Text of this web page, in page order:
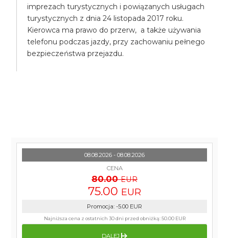
imprezach turystycznych i powiązanych usługach
turystycznych z dnia 24 listopada 2017 roku.
Kierowca ma prawo do przerw, a także używania
telefonu podczas jazdy, przy zachowaniu pełnego
bezpieczeństwa przejazdu.
08.08.2026 - 08.08.2026
CENA
80.00 EUR
75.00 EUR
Promocja: -5.00 EUR
Najniższa cena z ostatnich 30 dni przed obniżką:50.00 EUR
DALEJ